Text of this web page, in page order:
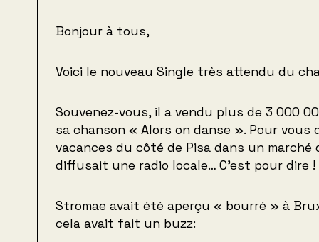
Bonjour à tous,
Voici le nouveau Single très attendu du
Souvenez-vous, il a vendu plus de 3 000
sa chanson « Alors on danse ». Pour vous
vacances du côté de Pisa dans un marché
diffusait une radio locale… C’est pour dire !
Stromae avait été aperçu « bourré » à
cela avait fait un buzz: